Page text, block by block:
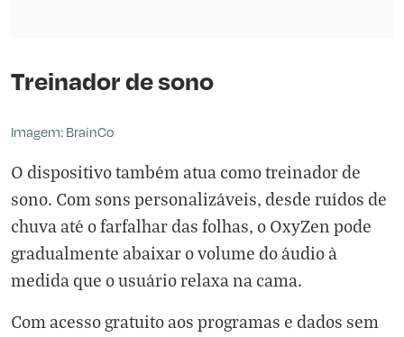
Treinador de sono
Imagem: BrainCo
O dispositivo também atua como treinador de
sono. Com sons personalizáveis, desde ruídos de
chuva até o farfalhar das folhas, o OxyZen pode
gradualmente abaixar o volume do áudio à
medida que o usuário relaxa na cama.
Com acesso gratuito aos programas e dados sem